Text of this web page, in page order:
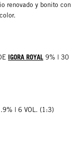
renovado y bonito con
IGORA ROYAL 9% | 30
| 6 VOL. (1:3)